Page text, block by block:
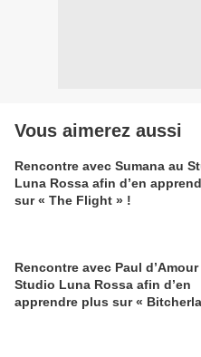
Vous aimerez aussi
Rencontre avec Sumana au
Luna Rossa afin d’en
sur « The Flight » !
Rencontre avec Paul d’Amour
Studio Luna Rossa afin d’en
apprendre plus sur «